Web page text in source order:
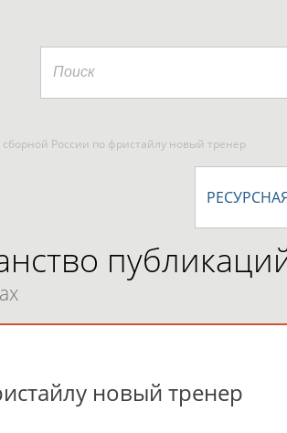
сборной России по фристайлу новый тренер
новый тренер